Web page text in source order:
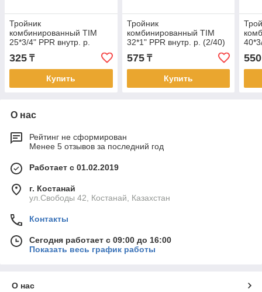
Тройник
комбинированный TIM
25*3/4" PPR внутр. р.
(5/70)
325 ₸
Купить
Тройник
комбинированный TIM
32*1" PPR внутр. р. (2/40)
575₸
Купить
550
О нас
Рейтинг не сформирован
Менее 5 отзывов за последний год
Работает с 01.02.2019
г. Костанай
ул.Свободы 42, Костанай, Казахстан
Контакты
Сегодня работает с 09:00 до 16:00
Показать весь график работы
О нас